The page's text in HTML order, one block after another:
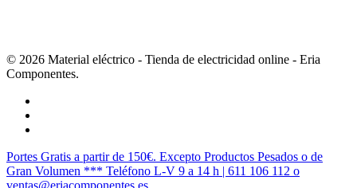
© 2026 Material eléctrico - Tienda de electricidad online - Eria
Componentes.
Cerrar
Menú
Portes Gratis a partir de 150€. Excepto Productos Pesados o de
Gran Volumen *** Teléfono L-V 9 a 14 h | 611 106 112 o
ventas@eriacomponentes.es